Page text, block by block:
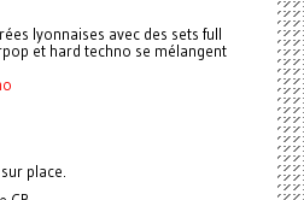
lyonnaises avec des sets full
et hard techno se mélangent
place.